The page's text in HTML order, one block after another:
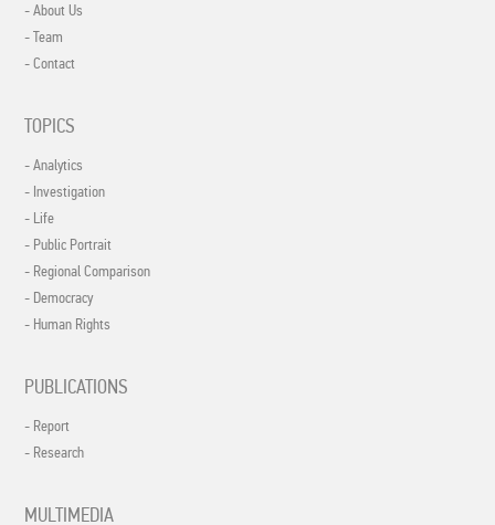
- About Us
- Team
- Contact
TOPICS
- Analytics
- Investigation
- Life
- Public Portrait
- Regional Comparison
- Democracy
- Human Rights
PUBLICATIONS
- Report
- Research
MULTIMEDIA